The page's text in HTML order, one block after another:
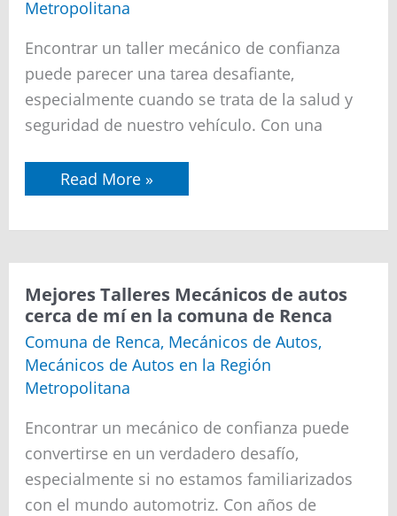
Metropolitana
Encontrar un taller mecánico de confianza
puede parecer una tarea desafiante,
especialmente cuando se trata de la salud y
seguridad de nuestro vehículo. Con una
en
comuna
de
Estación
Central
Read More »
Mejores Talleres Mecánicos de autos
cerca de mí en la comuna de Renca
Comuna de Renca, Mecánicos de Autos,
Mecánicos de Autos en la Región
Metropolitana
Encontrar un mecánico de confianza puede
convertirse en un verdadero desafío,
especialmente si no estamos familiarizados
con el mundo automotriz. Con años de
Mejores
Talleres
Mecánicos
de
autos
cerca
de
mí
en
la
comuna
de
Renca